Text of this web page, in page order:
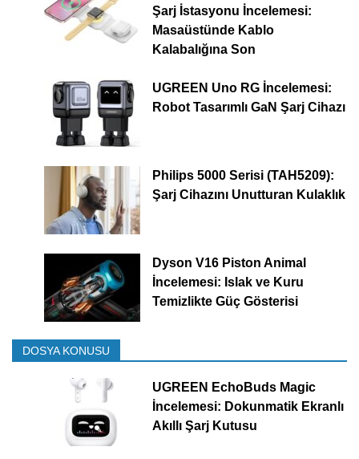
Şarj İstasyonu İncelemesi:
Masaüstünde Kablo
Kalabalığına Son
UGREEN Uno RG İncelemesi:
Robot Tasarımlı GaN Şarj Cihazı
Philips 5000 Serisi (TAH5209):
Şarj Cihazını Unutturan Kulaklık
Dyson V16 Piston Animal
İncelemesi: Islak ve Kuru
Temizlikte Güç Gösterisi
DOSYA KONUSU
UGREEN EchoBuds Magic
İncelemesi: Dokunmatik Ekranlı
Akıllı Şarj Kutusu